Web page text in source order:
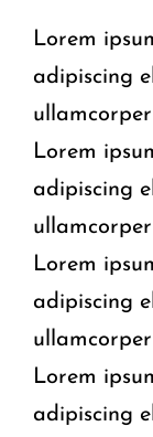
Lorem
adipiscing
Lorem
adipiscing
Lorem
adipiscing
Lorem
adipiscing